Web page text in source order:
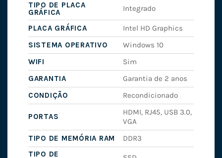
TIPO DE PLACA
GRÁFICA
Integrado
PLACA GRÁFICA
Intel HD Graphics
SISTEMA OPERATIVO
Windows 10
WIFI
Sim
GARANTIA
Garantia de 2 anos
CONDIÇÃO
Recondicionado
PORTAS
HDMI, RJ45, USB 3.0,
VGA
TIPO DE MEMÓRIA RAM
DDR3
TIPO DE